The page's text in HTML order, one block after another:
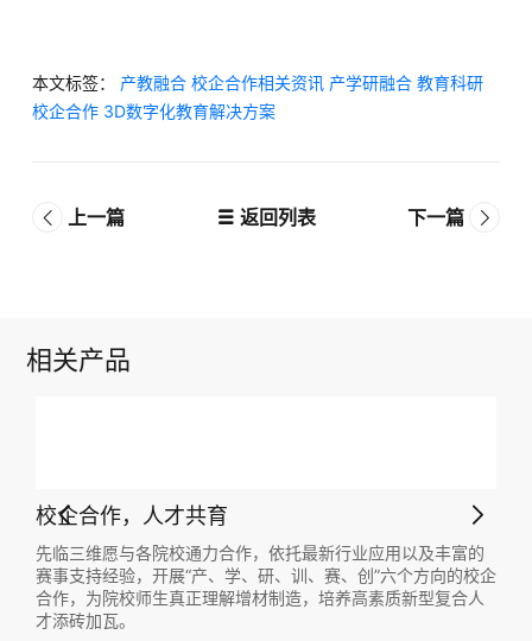
本文标签： 产教融合 校企合作相关资讯 产学研融合 教育科研
校企合作 3D数字化教育解决方案
上一篇 返回列表 下一篇
相关产品
业应用以及丰富的
创”六个方向的校企
高素质新型复合人
AccuFab-CEL EP 高速3D打印系统
先临三维凭借在增材制造领域多年的技术积累和行
造一套完整的AccuFab-CEL EP高速3D打印系统，
化应用，有效降低学习成本和使用门槛，享受更高